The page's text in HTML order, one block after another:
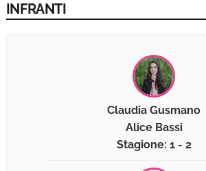
INFRANTI
Claudia Gusmano
Alice Bassi
Stagione: 1 - 2